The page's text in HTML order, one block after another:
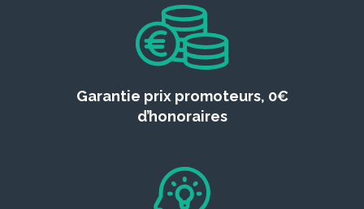
Garantie prix promoteurs, 0€
d’honoraires